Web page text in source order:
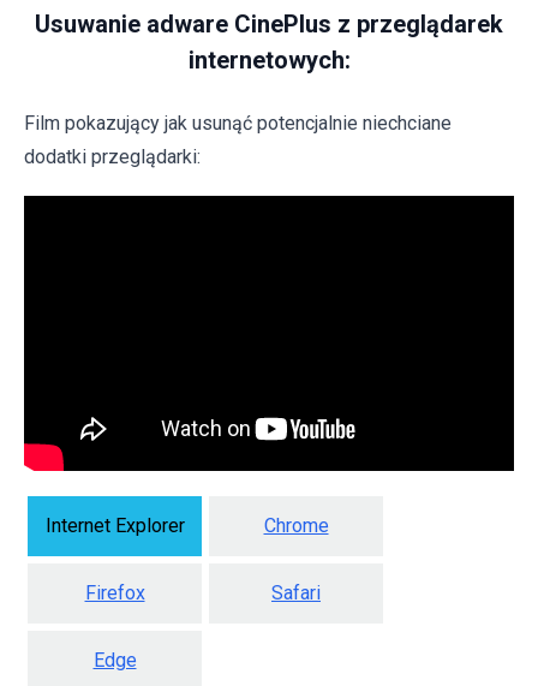
Usuwanie adware CinePlus z przeglądarek
internetowych:
Film pokazujący jak usunąć potencjalnie niechciane
dodatki przeglądarki:
Internet Explorer Chrome
Firefox Safari
Edge